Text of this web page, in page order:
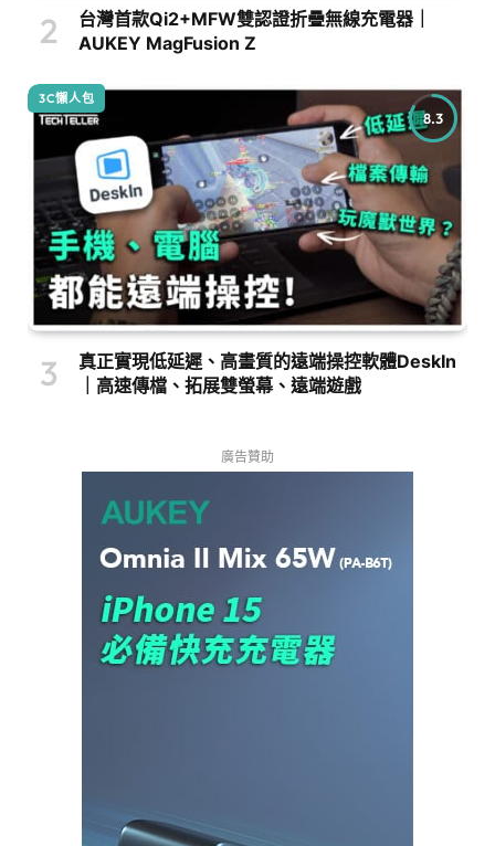
台灣首款Qi2+MFW雙認證折疊無線充電器｜
AUKEY MagFusion Z
8.3
3C懶人包
真正實現低延遲、高畫質的遠端操控軟體DeskIn
｜高速傳檔、拓展雙螢幕、遠端遊戲
廣告贊助